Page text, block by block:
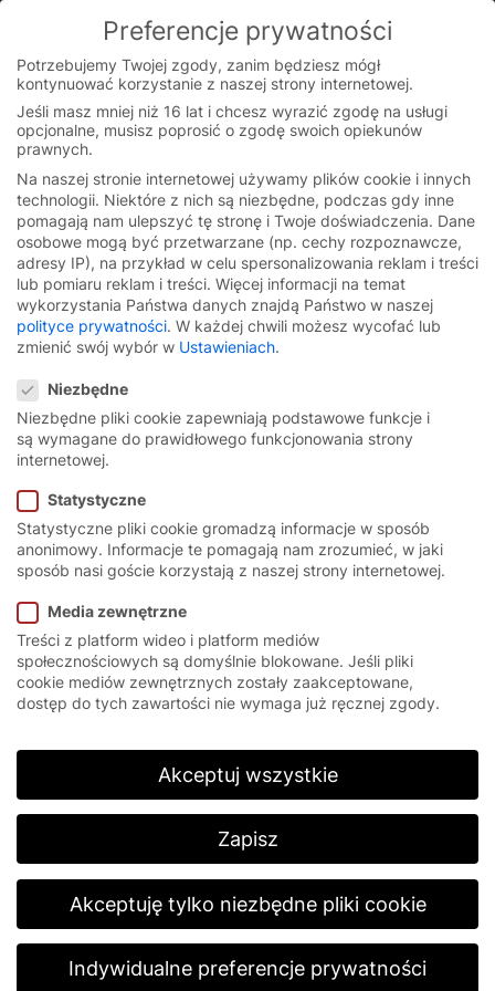
You are currently on the Polish website.
Switch to the English version.
Continue
Skip
content
Systemy bramowe
chroniące
włamaniem.
Strona główna Rozwiązania Rozwiązania specjalistyczne
Ochrona antywłamaniowa
zabezpieczenia bez
ograniczeń.
Włamania i rabunki nie są rzadkością, a ponadto są
zwykle planowane z wyprzedzeniem i dobrze
zorganizowane. Zarówno zatrudnieni pracownicy,
aktywami dla wielu firm. Tym ważniejsza jest
niezawodna i bezpieczna ochrona przed
Preferencje prywatności
Potrzebujemy Twojej zgody, zanim będziesz mógł
kontynuować korzystanie z naszej strony internetowej.
Jeśli masz mniej niż 16 lat i chcesz wyrazić zgodę na usługi
opcjonalne, musisz poprosić o zgodę swoich opiekunów
prawnych.
Na naszej stronie internetowej używamy plików cookie i innych
technologii. Niektóre z nich są niezbędne, podczas gdy inne
pomagają nam ulepszyć tę stronę i Twoje doświadczenia. Dane
osobowe mogą być przetwarzane (np. cechy rozpoznawcze,
adresy IP), na przykład w celu spersonalizowania reklam i treści
lub pomiaru reklam i treści. Więcej informacji na temat
wykorzystania Państwa danych znajdą Państwo w naszej
polityce prywatności. W każdej chwili możesz wycofać lub
zmienić swój wybór w Ustawieniach.
Niezbędne
Niezbędne pliki cookie zapewniają podstawowe funkcje i
są wymagane do prawidłowego funkcjonowania strony
internetowej.
Statystyczne
Statystyczne pliki cookie gromadzą informacje w sposób
anonimowy. Informacje te pomagają nam zrozumieć, w jaki
sposób nasi goście korzystają z naszej strony internetowej.
Media zewnętrzne
Treści z platform wideo i platform mediów
społecznościowych są domyślnie blokowane. Jeśli pliki
cookie mediów zewnętrznych zostały zaakceptowane,
dostęp do tych zawartości nie wymaga już ręcznej zgody.
Akceptuj wszystkie
Zapisz
Akceptuję tylko niezbędne pliki cookie
Indywidualne preferencje prywatności